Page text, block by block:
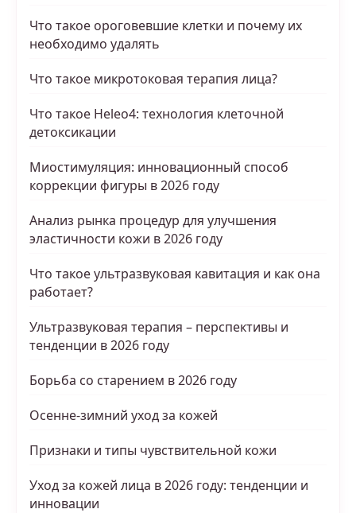
Что такое ороговевшие клетки и почему их
необходимо удалять
Что такое микротоковая терапия лица?
Что такое Heleo4: технология клеточной
детоксикации
Миостимуляция: инновационный способ
коррекции фигуры в 2026 году
Анализ рынка процедур для улучшения
эластичности кожи в 2026 году
Что такое ультразвуковая кавитация и как она
работает?
Ультразвуковая терапия – перспективы и
тенденции в 2026 году
Борьба со старением в 2026 году
Осенне-зимний уход за кожей
Признаки и типы чувствительной кожи
Уход за кожей лица в 2026 году: тенденции и
инновации